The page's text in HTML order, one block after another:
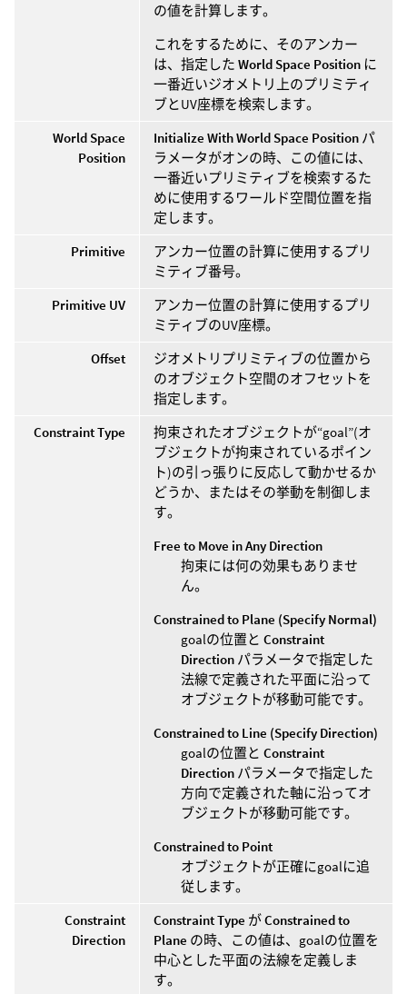
の値を計算します。
これをするために、そのアンカー
は、指定した World Space Position に
一番近いジオメトリ上のプリミティ
ブとUV座標を検索します。
World Space
Position
Initialize With World Space Position パ
ラメータがオンの時、この値には、
一番近いプリミティブを検索するた
めに使用するワールド空間位置を指
定します。
Primitive
アンカー位置の計算に使用するプリ
ミティブ番号。
Primitive UV
アンカー位置の計算に使用するプリ
ミティブのUV座標。
Offset
ジオメトリプリミティブの位置から
のオブジェクト空間のオフセットを
指定します。
Constraint Type
拘束されたオブジェクトが“goal”(オ
ブジェクトが拘束されているポイン
ト)の引っ張りに反応して動かせるか
どうか、またはその挙動を制御しま
す。
Free to Move in Any Direction
拘束には何の効果もありませ
ん。
Constrained to Plane (Specify Normal)
goalの位置と Constraint
Direction パラメータで指定した
法線で定義された平面に沿って
オブジェクトが移動可能です。
Constrained to Line (Specify Direction)
goalの位置と Constraint
Direction パラメータで指定した
方向で定義された軸に沿ってオ
ブジェクトが移動可能です。
Constrained to Point
オブジェクトが正確にgoalに追
従します。
Constraint
Direction
Constraint Type がConstrained to
Plane の時、この値は、goalの位置を
中心とした平面の法線を定義しま
す。